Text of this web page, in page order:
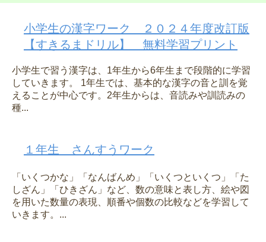
小学生の漢字ワーク ２０２４年度改訂版
【すきるまドリル】 無料学習プリント
小学生で習う漢字は、1年生から6年生まで段階的に学習
していきます。 1年生では、基本的な漢字の音と訓を覚
えることが中心です。2年生からは、音読みや訓読みの
種...
１年生 さんすうワーク
「いくつかな」「なんばんめ」「いくつといくつ」「た
しざん」「ひきざん」など、数の意味と表し方、絵や図
を用いた数量の表現、順番や個数の比較などを学習して
いきます。...